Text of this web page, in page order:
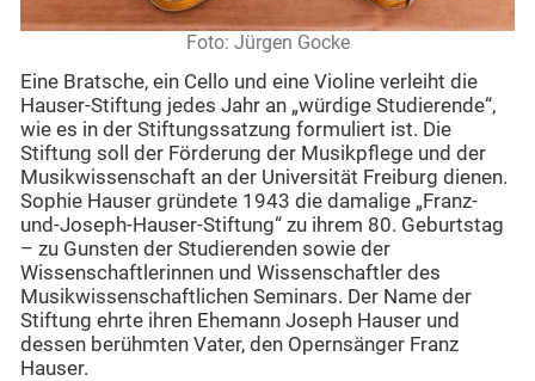
Foto: Jürgen Gocke
Eine Bratsche, ein Cello und eine Violine verleiht die
Hauser-Stiftung jedes Jahr an „würdige Studierende“,
wie es in der Stiftungssatzung formuliert ist. Die
Stiftung soll der Förderung der Musikpflege und der
Musikwissenschaft an der Universität Freiburg dienen.
Sophie Hauser gründete 1943 die damalige „Franz-
und-Joseph-Hauser-Stiftung“ zu ihrem 80. Geburtstag
– zu Gunsten der Studierenden sowie der
Wissenschaftlerinnen und Wissenschaftler des
Musikwissenschaftlichen Seminars. Der Name der
Stiftung ehrte ihren Ehemann Joseph Hauser und
dessen berühmten Vater, den Opernsänger Franz
Hauser.